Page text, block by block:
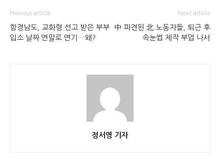
Previous article
함경남도, 교화형 선고 받은 부부
입소 날짜 연말로 연기…왜?
Next article
中 파견된 北 노동자들, 퇴근 후
속눈썹 제작 부업 나서
정서영 기자